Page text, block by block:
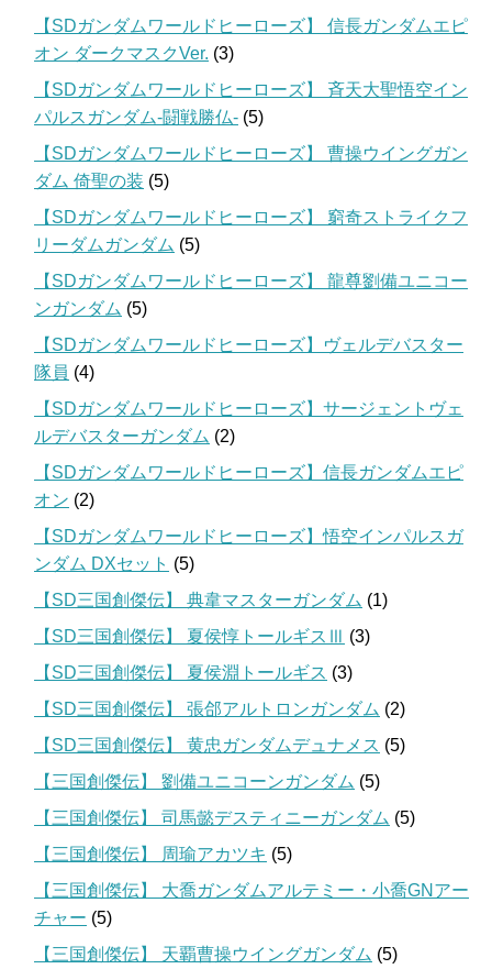
【SDガンダムワールドヒーローズ】 信長ガンダムエピ
オン ダークマスクVer. (3)
【SDガンダムワールドヒーローズ】 斉天大聖悟空イン
パルスガンダム-闘戦勝仏- (5)
【SDガンダムワールドヒーローズ】 曹操ウイングガン
ダム 倚聖の装 (5)
【SDガンダムワールドヒーローズ】 窮奇ストライクフ
リーダムガンダム (5)
【SDガンダムワールドヒーローズ】 龍尊劉備ユニコー
ンガンダム (5)
【SDガンダムワールドヒーローズ】ヴェルデバスター
隊員 (4)
【SDガンダムワールドヒーローズ】サージェントヴェ
ルデバスターガンダム (2)
【SDガンダムワールドヒーローズ】信長ガンダムエピ
オン (2)
【SDガンダムワールドヒーローズ】悟空インパルスガ
ンダム DXセット (5)
【SD三国創傑伝】 典韋マスターガンダム (1)
【SD三国創傑伝】 夏侯惇トールギスⅢ (3)
【SD三国創傑伝】 夏侯淵トールギス (3)
【SD三国創傑伝】 張郃アルトロンガンダム (2)
【SD三国創傑伝】 黄忠ガンダムデュナメス (5)
【三国創傑伝】 劉備ユニコーンガンダム (5)
【三国創傑伝】 司馬懿デスティニーガンダム (5)
【三国創傑伝】 周瑜アカツキ (5)
【三国創傑伝】 大喬ガンダムアルテミー・小喬GNアー
チャー (5)
【三国創傑伝】 天覇曹操ウイングガンダム (5)